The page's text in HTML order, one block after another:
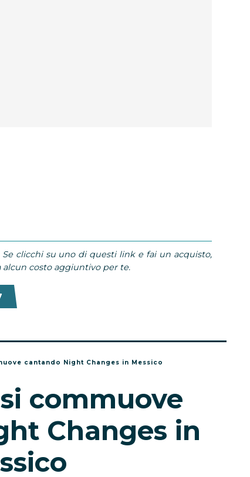
clicchi su uno di questi link e fai un acquisto,
costo aggiuntivo per te.
cantando Night Changes in Messico
commuove
Changes in